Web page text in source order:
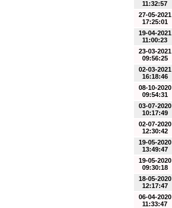
11:32:57
27-05-2021
17:25:01
19-04-2021
11:00:23
23-03-2021
09:56:25
02-03-2021
16:18:46
08-10-2020
09:54:31
03-07-2020
10:17:49
02-07-2020
12:30:42
19-05-2020
13:49:47
19-05-2020
09:30:18
18-05-2020
12:17:47
06-04-2020
11:33:47